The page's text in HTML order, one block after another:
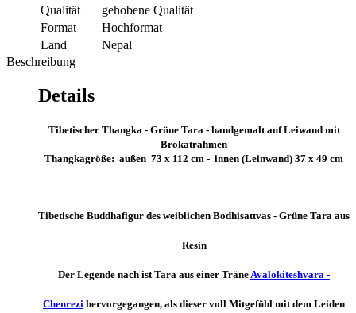
Qualität
gehobene Qualität
Format
Hochformat
Land
Nepal
Beschreibung
Details
Tibetischer Thangka - Grüne Tara - handgemalt auf Leiwand mit
Brokatrahmen
Thangkagröße: außen 73 x 112 cm - innen (Leinwand) 37 x 49 cm
Tibetische Buddhafigur des weiblichen Bodhisattvas - Grüne Tara aus
Resin
Der Legende nach ist Tara aus einer Träne Avalokiteshvara -
Chenrezi hervorgegangen, als dieser voll Mitgefühl mit dem Leiden